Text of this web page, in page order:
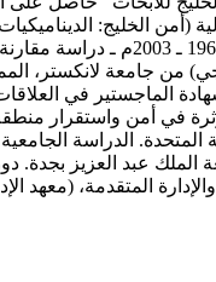
(أمن الخليج:
والسياسات 1968 ـ 2003م ـ
من جامعة لانكستر،
الماجستير في العلاقات
في أمن واستقرار
المتحدة. الدراسة
الملك عبد العزيز بجدة.